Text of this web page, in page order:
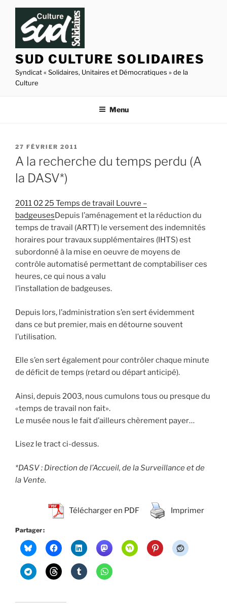
Aller
contenu
principal
SUD CULTURE SOLIDAIRES
Syndicat « Solidaires, Unitaires et Démocratiques » de la
Culture
Menu
PUBLIÉ
LE
27 FÉVRIER 2011
A la recherche du temps perdu (A
la DASV*)
2011 02 25 Temps de travail Louvre –
badgeusesDepuis l’aménagement et la réduction du
temps de travail (ARTT) le versement des indemnités
horaires pour travaux supplémentaires (IHTS) est
subordonné à la mise en oeuvre de moyens de
contrôle automatisé permettant de comptabiliser ces
heures, ce qui nous a valu
l’installation de badgeuses.
Depuis lors, l’administration s’en sert évidemment
dans ce but premier, mais en détourne souvent
l’utilisation.
Elle s’en sert également pour contrôler chaque minute
de déficit de temps (retard ou départ anticipé).
Ainsi, depuis 2003, nous cumulons tous ou presque du
«temps de travail non fait».
Le musée nous le fait d’ailleurs chèrement payer…
Lisez le tract ci-dessus.
*DASV : Direction de l’Accueil, de la Surveillance et de
la Vente.
Télécharger en PDF Imprimer
Partager :